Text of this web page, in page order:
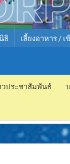
ธิ เลี้ยงอาหาร / เ
วประชาสัมพันธ์